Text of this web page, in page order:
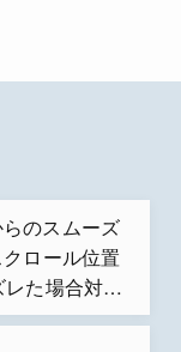
らのスムーズ
ロール位置
た場合対処